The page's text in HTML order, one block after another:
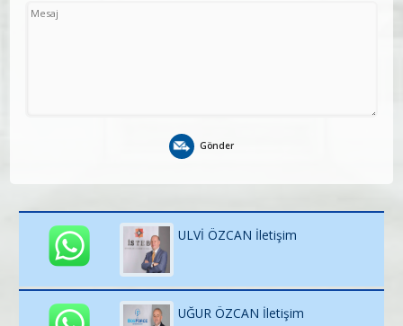
Gönder
ULVİ ÖZCAN İletişim
UĞUR ÖZCAN İletişim